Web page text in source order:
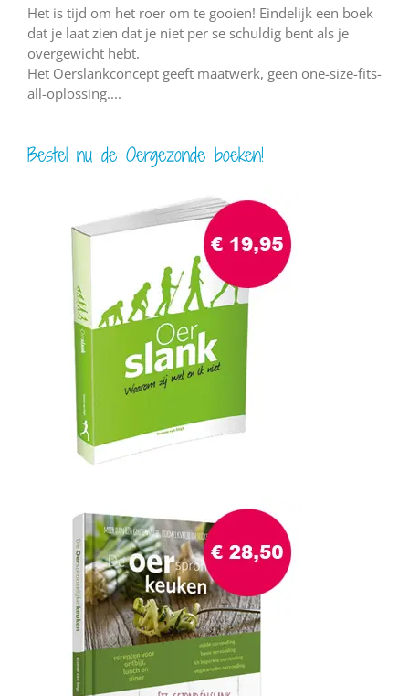
Het is tijd om het roer om te gooien! Eindelijk een boek
dat je laat zien dat je niet per se schuldig bent als je
overgewicht hebt.
Het Oerslankconcept geeft maatwerk, geen one-size-fits-
all-oplossing....
Bestel nu de Oergezonde boeken!